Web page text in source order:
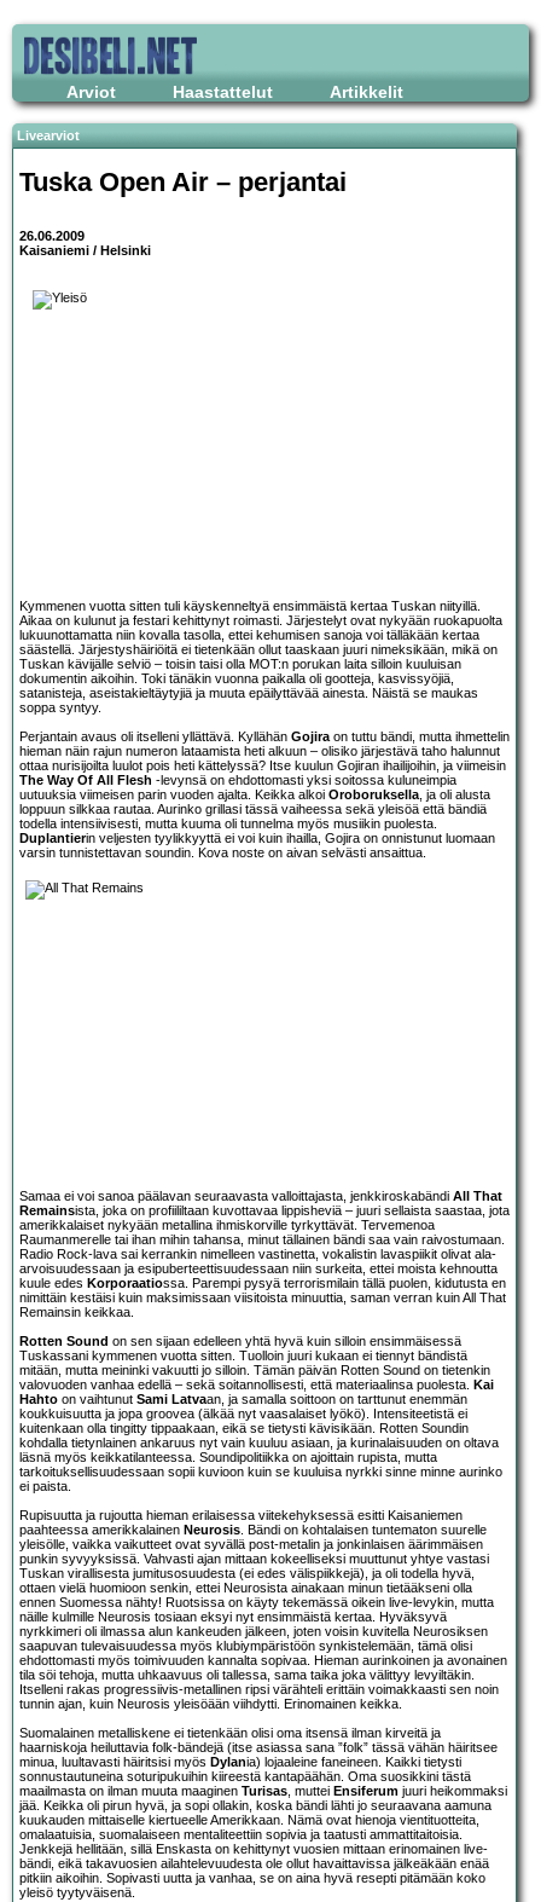
Arviot Haastattelut Artikkelit
Livearviot
Tuska Open Air – perjantai
26.06.2009
Kaisaniemi / Helsinki
Kymmenen vuotta sitten tuli käyskenneltyä ensimmäistä kertaa Tuskan niityillä.
Aikaa on kulunut ja festari kehittynyt roimasti. Järjestelyt ovat nykyään ruokapuolta
lukuunottamatta niin kovalla tasolla, ettei kehumisen sanoja voi tälläkään kertaa
säästellä. Järjestyshäiriöitä ei tietenkään ollut taaskaan juuri nimeksikään, mikä on
Tuskan kävijälle selviö – toisin taisi olla MOT:n porukan laita silloin kuuluisan
dokumentin aikoihin. Toki tänäkin vuonna paikalla oli gootteja, kasvissyöjiä,
satanisteja, aseistakieltäytyjiä ja muuta epäilyttävää ainesta. Näistä se maukas
soppa syntyy.
Perjantain avaus oli itselleni yllättävä. Kyllähän Gojiraon tuttu bändi, mutta ihmettelin
hieman näin rajun numeron lataamista heti alkuun – olisiko järjestävä taho halunnut
ottaa nurisijoilta luulot pois heti kättelyssä? Itse kuulun Gojiran ihailijoihin, ja viimeisin
The Way Of All Flesh -levynsä on ehdottomasti yksi soitossa kuluneimpia
uutuuksia viimeisen parin vuoden ajalta. Keikka alkoi Oroboruksella, ja oli alusta
loppuun silkkaa rautaa. Aurinko grillasi tässä vaiheessa sekä yleisöä että bändiä
todella intensiivisesti, mutta kuuma oli tunnelma myös musiikin puolesta.
Duplantierin veljesten tyylikkyyttä ei voi kuin ihailla, Gojira on onnistunut luomaan
varsin tunnistettavan soundin. Kova noste on aivan selvästi ansaittua.
Samaa ei voi sanoa päälavan seuraavasta valloittajasta, jenkkiroskabändi All That
Remainsista, joka on profiililtaan kuvottavaa lippisheviä – juuri sellaista saastaa, jota
amerikkalaiset nykyään metallina ihmiskorville tyrkyttävät. Tervemenoa
Raumanmerelle tai ihan mihin tahansa, minut tällainen bändi saa vain raivostumaan.
Radio Rock-lava sai kerrankin nimelleen vastinetta, vokalistin lavaspiikit olivat ala-
arvoisuudessaan ja esipuberteettisuudessaan niin surkeita, ettei moista kehnoutta
kuule edes Korporaatiossa. Parempi pysyä terrorismilain tällä puolen, kidutusta en
nimittäin kestäisi kuin maksimissaan viisitoista minuuttia, saman verran kuin All That
Remainsin keikkaa.
Rotten Sound on sen sijaan edelleen yhtä hyvä kuin silloin ensimmäisessä
Tuskassani kymmenen vuotta sitten. Tuolloin juuri kukaan ei tiennyt bändistä
mitään, mutta meininki vakuutti jo silloin. Tämän päivän Rotten Sound on tietenkin
valovuoden vanhaa edellä – sekä soitannollisesti, että materiaalinsa puolesta. Kai
Hahto on vaihtunut Sami Latvaan, ja samalla soittoon on tarttunut enemmän
koukkuisuutta ja jopa groovea (älkää nyt vaasalaiset lyökö). Intensiteetistä ei
kuitenkaan olla tingitty tippaakaan, eikä se tietysti kävisikään. Rotten Soundin
kohdalla tietynlainen ankaruus nyt vain kuuluu asiaan, ja kurinalaisuuden on oltava
läsnä myös keikkatilanteessa. Soundipolitiikka on ajoittain rupista, mutta
tarkoituksellisuudessaan sopii kuvioon kuin se kuuluisa nyrkki sinne minne aurinko
ei paista.
Rupisuutta ja rujoutta hieman erilaisessa viitekehyksessä esitti Kaisaniemen
paahteessa amerikkalainen Neurosis. Bändi on kohtalaisen tuntematon suurelle
yleisölle, vaikka vaikutteet ovat syvällä post-metalin ja jonkinlaisen äärimmäisen
punkin syvyyksissä. Vahvasti ajan mittaan kokeelliseksi muuttunut yhtye vastasi
Tuskan virallisesta jumitusosuudesta (ei edes välispiikkejä), ja oli todella hyvä,
ottaen vielä huomioon senkin, ettei Neurosista ainakaan minun tietääkseni olla
ennen Suomessa nähty! Ruotsissa on käyty tekemässä oikein live-levykin, mutta
näille kulmille Neurosis tosiaan eksyi nyt ensimmäistä kertaa. Hyväksyvä
nyrkkimeri oli ilmassa alun kankeuden jälkeen, joten voisin kuvitella Neurosiksen
saapuvan tulevaisuudessa myös klubiympäristöön synkistelemään, tämä olisi
ehdottomasti myös toimivuuden kannalta sopivaa. Hieman aurinkoinen ja avonainen
tila söi tehoja, mutta uhkaavuus oli tallessa, sama taika joka välittyy levyiltäkin.
Itselleni rakas progressiivis-metallinen ripsi värähteli erittäin voimakkaasti sen noin
tunnin ajan, kuin Neurosis yleisöään viihdytti. Erinomainen keikka.
Suomalainen metalliskene ei tietenkään olisi oma itsensä ilman kirveitä ja
haarniskoja heiluttavia folk-bändejä (itse asiassa sana ”folk” tässä vähän häiritsee
minua, luultavasti häiritsisi myös Dylania) lojaaleine faneineen. Kaikki tietysti
sonnustautuneina soturipukuihin kiireestä kantapäähän. Oma suosikkini tästä
maailmasta on ilman muuta maaginen Turisas, muttei Ensiferum juuri heikommaksi
jää. Keikka oli pirun hyvä, ja sopi ollakin, koska bändi lähti jo seuraavana aamuna
kuukauden mittaiselle kiertueelle Amerikkaan. Nämä ovat hienoja vientituotteita,
omalaatuisia, suomalaiseen mentaliteettiin sopivia ja taatusti ammattitaitoisia.
Jenkkejä hellitään, sillä Enskasta on kehittynyt vuosien mittaan erinomainen live-
bändi, eikä takavuosien ailahtelevuudesta ole ollut havaittavissa jälkeäkään enää
pitkiin aikoihin. Sopivasti uutta ja vanhaa, se on aina hyvä resepti pitämään koko
yleisö tyytyväisenä.